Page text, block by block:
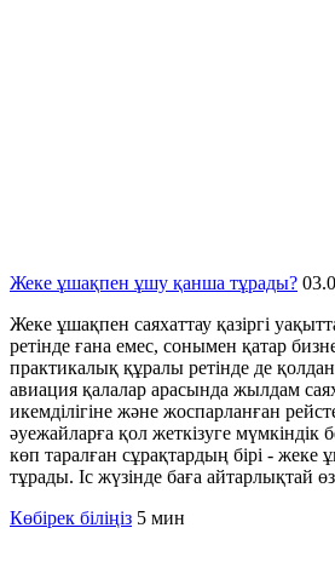
Жеке ұшақпен ұшу қанша тұрады?
Жеке ұшақпен саяхаттау қазіргі
ретінде ғана емес, сонымен қатар
практикалық құралы ретінде де
авиация қалалар арасында жылдам
икемділігіне және жоспарланған
әуежайларға қол жеткізуге мүмкіндік
көп таралған сұрақтардың бірі -
тұрады. Іс жүзінде баға айтарлықтай
Көбірек біліңіз 5 мин